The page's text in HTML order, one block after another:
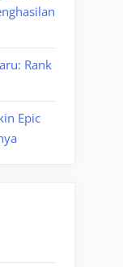
Rank
Epic